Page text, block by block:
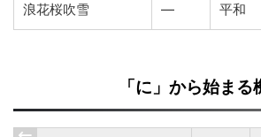
浪花桜吹雪 ― 平和
「に」から始まる